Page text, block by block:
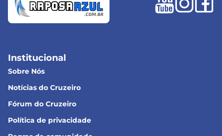
Institucional
Sobre Nós
Notícias do Cruzeiro
Fórum do Cruzeiro
Política de privacidade